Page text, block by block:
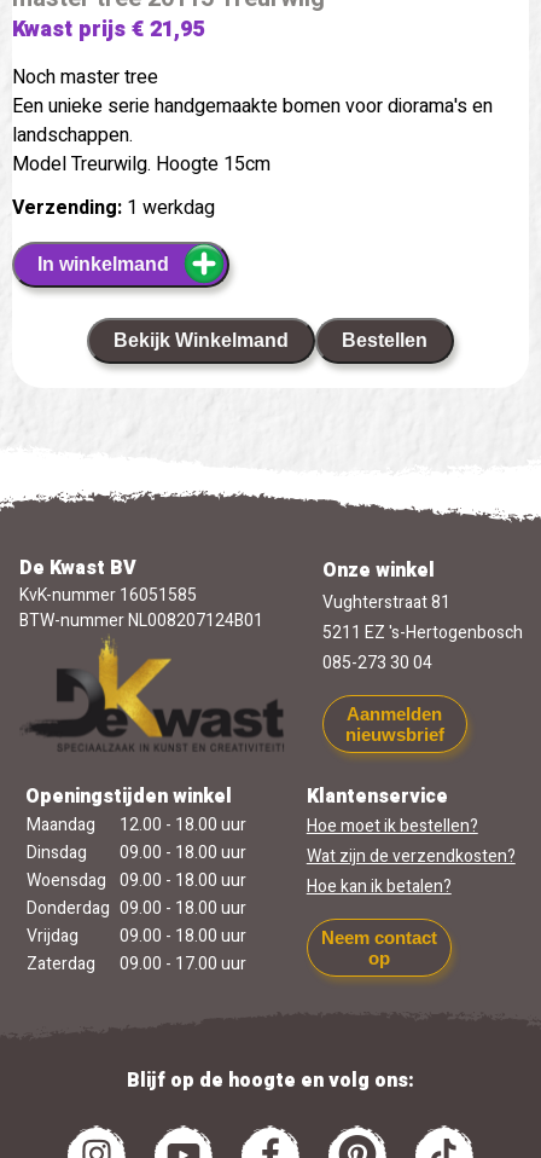
Kwast prijs € 21,95
Noch master tree
Een unieke serie handgemaakte bomen voor diorama's en
landschappen.
Model Treurwilg. Hoogte 15cm
Verzending: 1 werkdag
In winkelmand
Bekijk Winkelmand Bestellen
De Kwast BV
KvK-nummer 16051585
BTW-nummer NL008207124B01
Onze winkel
Vughterstraat 81
5211 EZ 's-Hertogenbosch
085-273 30 04
Aanmelden
nieuwsbrief
Openingstijden winkel
Maandag
12.00 - 18.00 uur
Dinsdag
09.00 - 18.00 uur
Woensdag 09.00 - 18.00 uur
Donderdag 09.00 - 18.00 uur
Vrijdag
09.00 - 18.00 uur
Zaterdag
09.00 - 17.00 uur
Klantenservice
Hoe moet ik bestellen?
Wat zijn de verzendkosten?
Hoe kan ik betalen?
Neem contact
op
Blijf op de hoogte en volg ons: